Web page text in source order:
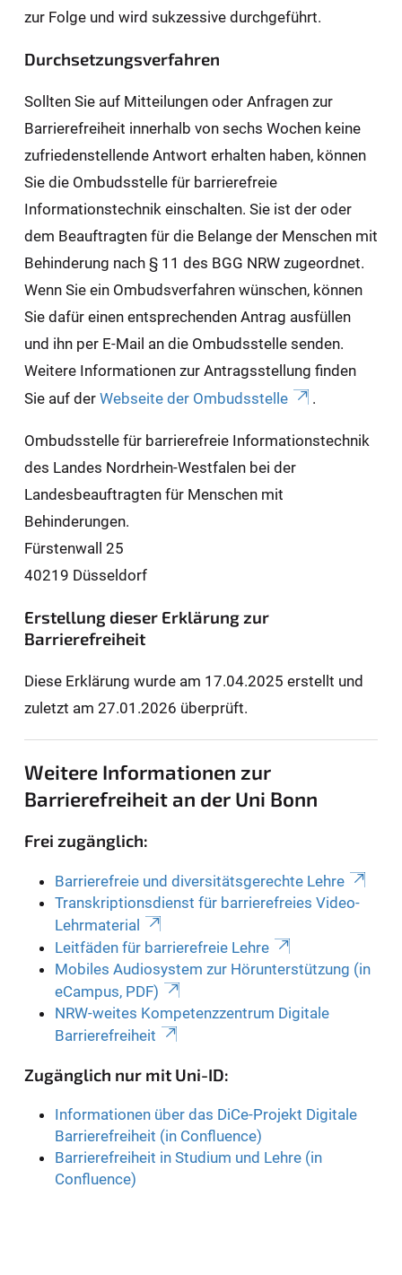
zur Folge und wird sukzessive durchgeführt.
Durchsetzungsverfahren
Sollten Sie auf Mitteilungen oder Anfragen zur
Barrierefreiheit innerhalb von sechs Wochen keine
zufriedenstellende Antwort erhalten haben, können
Sie die Ombudsstelle für barrierefreie
Informationstechnik einschalten. Sie ist der oder
dem Beauftragten für die Belange der Menschen mit
Behinderung nach § 11 des BGG NRW zugeordnet.
Wenn Sie ein Ombudsverfahren wünschen, können
Sie dafür einen entsprechenden Antrag ausfüllen
und ihn per E-Mail an die Ombudsstelle senden.
Weitere Informationen zur Antragsstellung finden
Sie auf der Webseite der Ombudsstelle .
Ombudsstelle für barrierefreie Informationstechnik
des Landes Nordrhein-Westfalen bei der
Landesbeauftragten für Men­schen mit
Behinderungen.
Fürstenwall 25
40219 Düsseldorf
Erstellung dieser Erklärung zur
Barrierefreiheit
Diese Erklärung wurde am 17.04.2025 erstellt und
zuletzt am 27.01.2026 überprüft.
Weitere Informationen zur
Barrierefreiheit an der Uni Bonn
Frei zugänglich:
Barrierefreie und diversitätsgerechte Lehre
Transkriptionsdienst für barrierefreies Video-
Lehrmaterial
Leitfäden für barrierefreie Lehre
Mobiles Audiosystem zur Hörunterstützung (in
eCampus, PDF)
NRW-weites Kompetenzzentrum Digitale
Barrierefreiheit
Zugänglich nur mit Uni-ID:
Informationen über das DiCe-Projekt Digitale
Barrierefreiheit (in Confluence)
Barrierefreiheit in Studium und Lehre (in
Confluence)